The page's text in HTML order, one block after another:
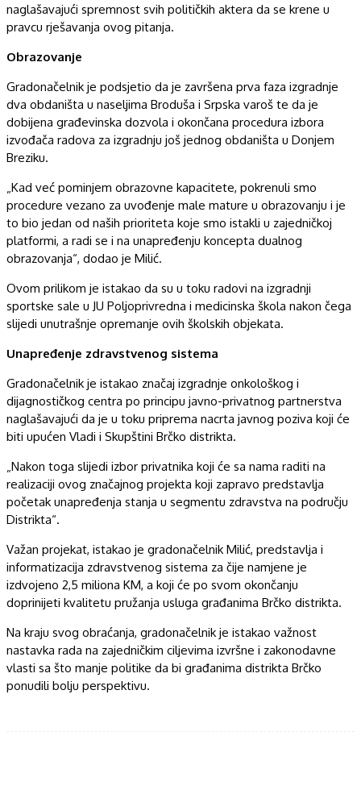
naglašavajući spremnost svih političkih aktera da se krene u
pravcu rješavanja ovog pitanja.
Obrazovanje
Gradonačelnik je podsjetio da je završena prva faza izgradnje
dva obdaništa u naseljima Broduša i Srpska varoš te da je
dobijena građevinska dozvola i okončana procedura izbora
izvođača radova za izgradnju još jednog obdaništa u Donjem
Breziku.
„Kad već pominjem obrazovne kapacitete, pokrenuli smo
procedure vezano za uvođenje male mature u obrazovanju i je
to bio jedan od naših prioriteta koje smo istakli u zajedničkoj
platformi, a radi se i na unapređenju koncepta dualnog
obrazovanja“, dodao je Milić.
Ovom prilikom je istakao da su u toku radovi na izgradnji
sportske sale u JU Poljoprivredna i medicinska škola nakon čega
slijedi unutrašnje opremanje ovih školskih objekata.
Unapređenje zdravstvenog sistema
Gradonačelnik je istakao značaj izgradnje onkološkog i
dijagnostičkog centra po principu javno-privatnog partnerstva
naglašavajući da je u toku priprema nacrta javnog poziva koji će
biti upućen Vladi i Skupštini Brčko distrikta.
„Nakon toga slijedi izbor privatnika koji će sa nama raditi na
realizaciji ovog značajnog projekta koji zapravo predstavlja
početak unapređenja stanja u segmentu zdravstva na području
Distrikta“.
Važan projekat, istakao je gradonačelnik Milić, predstavlja i
informatizacija zdravstvenog sistema za čije namjene je
izdvojeno 2,5 miliona KM, a koji će po svom okončanju
doprinijeti kvalitetu pružanja usluga građanima Brčko distrikta.
Na kraju svog obraćanja, gradonačelnik je istakao važnost
nastavka rada na zajedničkim ciljevima izvršne i zakonodavne
vlasti sa što manje politike da bi građanima distrikta Brčko
ponudili bolju perspektivu.